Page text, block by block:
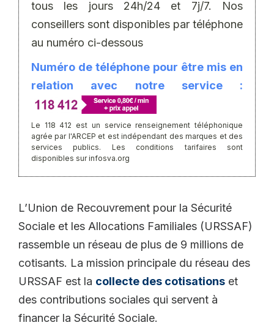
tous les jours 24h/24 et 7j/7. Nos
conseillers sont disponibles par téléphone
au numéro ci-dessous
Numéro de téléphone pour être mis en
relation avec notre service :
Le 118 412 est un service renseignement téléphonique
agrée par l'ARCEP et est indépendant des marques et des
services publics. Les conditions tarifaires sont
disponibles sur infosva.org
L’Union de Recouvrement pour la Sécurité
Sociale et les Allocations Familiales (URSSAF)
rassemble un réseau de plus de 9 millions de
cotisants. La mission principale du réseau des
URSSAF est la collecte des cotisations et
des contributions sociales qui servent à
financer la Sécurité Sociale.